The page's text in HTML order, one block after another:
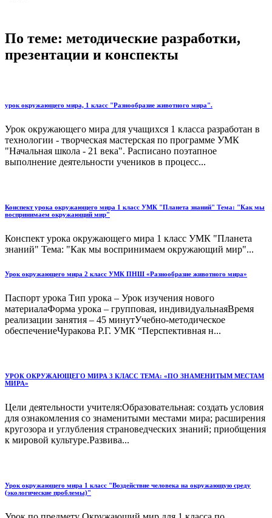
По теме: методические разработки,
презентации и конспекты
урок окружающего мира, 1 класс "Разнообразие животного мира".
Урок окружающего мира для учащихся 1 класса разработан в
технологии - творческая мастерская по программе УМК
"Начальная школа - 21 века". Расписано поэтапное
выполнение деятельности учеников в процесс...
Конспект урока окружающего мира 1 класс УМК "Планета знаний" Тема: "Как мы
воспринимаем окружающий мир"
Конспект урока окружающего мира 1 класс УМК "Планета
знаний" Тема: "Как мы воспринимаем окружающий мир"...
Урок окружающего мира 2 класс УМК ПНШ «Разнообразие животного мира»
Паспорт урока Тип урока – Урок изучения нового
материалаФорма урока – групповая, индивидуальнаяВремя
реализации занятия – 45 минутУчебно-методическое
обеспечениеЧуракова Р.Г. УМК “Перспективная н...
УРОК ОКРУЖАЮЩЕГО МИРА 3 КЛАСС ТЕМА: «ПО ЗНАМЕНИТЫМ МЕСТАМ
МИРА»
Цели деятельности учителя:Образовательная: создать условия
для ознакомления со знаменитыми местами мира; расширения
кругозора и углубления страноведческих знаний; приобщения
к мировой культуре.Развива...
Урок окружающего мира 1 класс "Воздействие человека на окружающую среду
(экологические проблемы)"